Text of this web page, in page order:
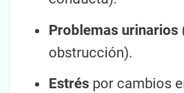
Problemas urinarios
obstrucción).
Estrés por cambios